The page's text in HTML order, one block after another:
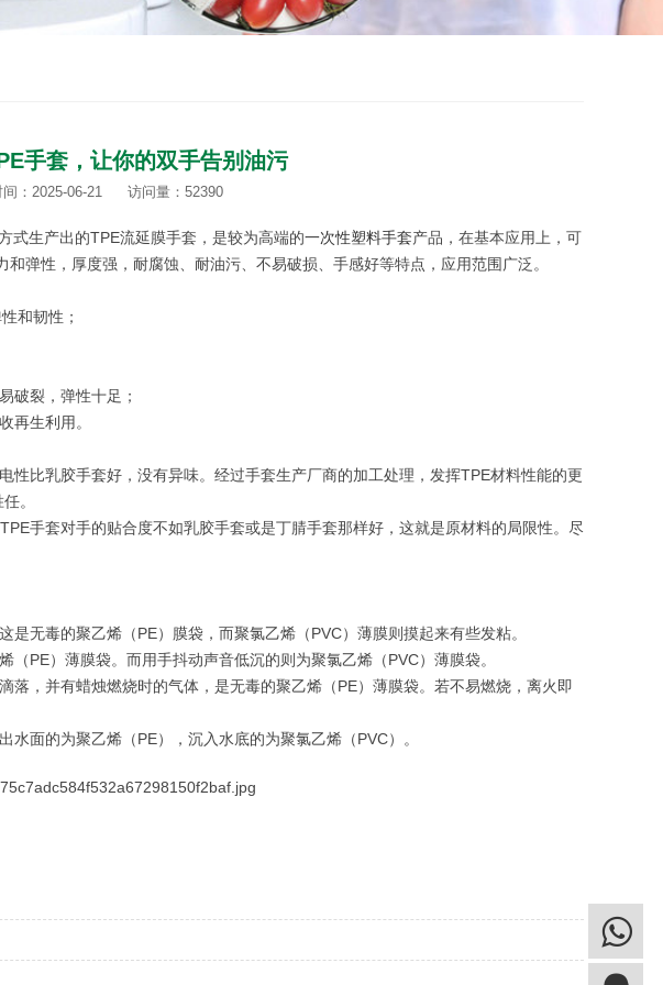
手套，让你的双手告别油污
：2025-06-21 访问量：52390
式生产出的TPE流延膜手套，是较为高端的一次性塑料手套产品，在基本应用上，可
弹性，厚度强，耐腐蚀、耐油污、不易破损、手感好等特点，应用范围广泛。
和韧性；
破裂，弹性十足；
再生利用。
比乳胶手套好，没有异味。经过手套生产厂商的加工处理，发挥TPE材料性能的更
。
手套对手的贴合度不如乳胶手套或是丁腈手套那样好，这就是原材料的局限性。尽
无毒的聚乙烯（PE）膜袋，而聚氯乙烯（PVC）薄膜则摸起来有些发粘。
PE）薄膜袋。而用手抖动声音低沉的则为聚氯乙烯（PVC）薄膜袋。
落，并有蜡烛燃烧时的气体，是无毒的聚乙烯（PE）薄膜袋。若不易燃烧，离火即
面的为聚乙烯（PE），沉入水底的为聚氯乙烯（PVC）。